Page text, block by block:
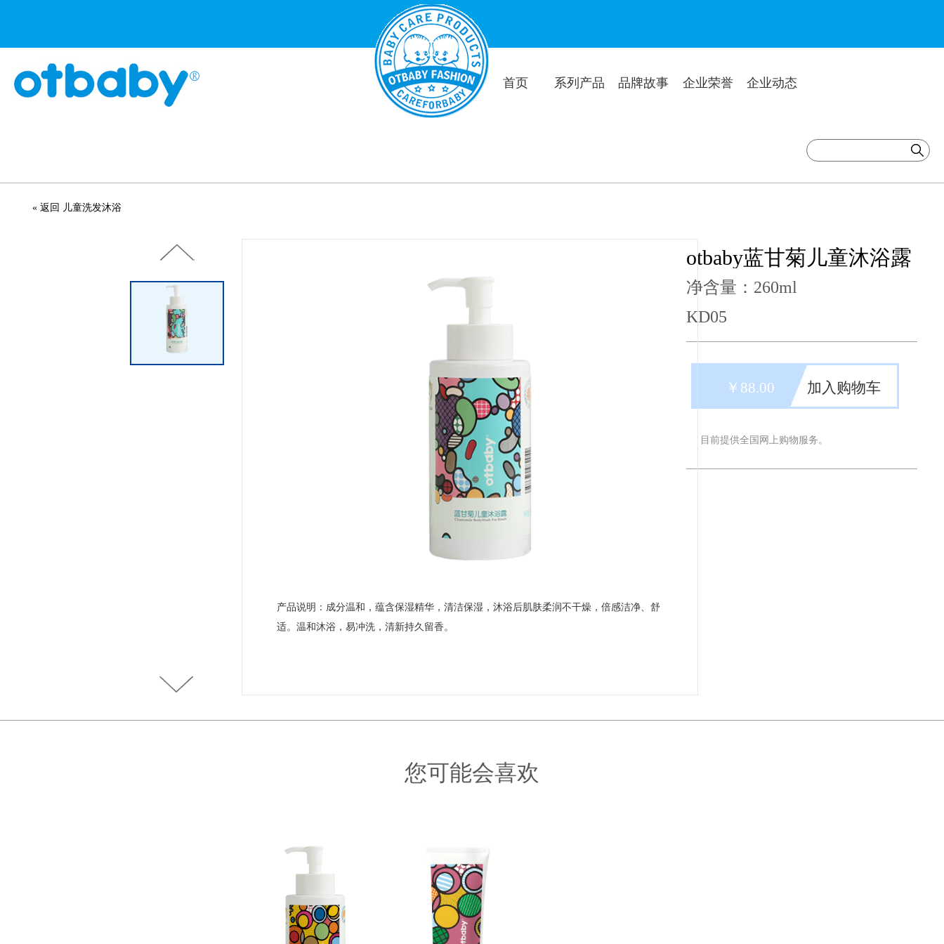
首页 系列产品 品牌故事 企业荣誉 企业动态
« 返回 儿童洗发沐浴
产品说明：成分温和，蕴含保湿精华，清洁保湿，沐浴后肌肤柔润不干燥，倍感洁净、舒
适。温和沐浴，易冲洗，清新持久留香。
otbaby蓝甘菊儿童沐浴露
净含量：260ml
KD05
￥88.00 加入购物车
目前提供全国网上购物服务。
您可能会喜欢